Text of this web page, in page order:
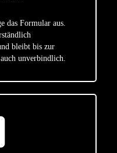
das Formular aus.
bleibt bis zur
unverbindlich.